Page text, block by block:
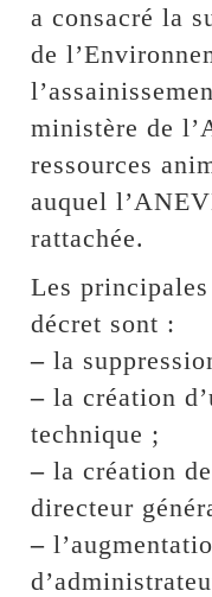
a consacré la
de
ministère de
ressources
auquel
rattachée.
Les
décret sont :
– la
– la création
technique ;
– la création
directeur
–